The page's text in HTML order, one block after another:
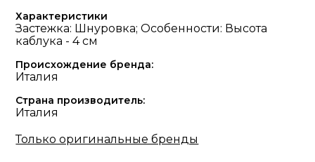
Характеристики
Застежка: Шнуровка; Особенности: Высота
каблука - 4 см
Происхождение бренда:
Италия
Страна производитель:
Италия
Только оригинальные бренды